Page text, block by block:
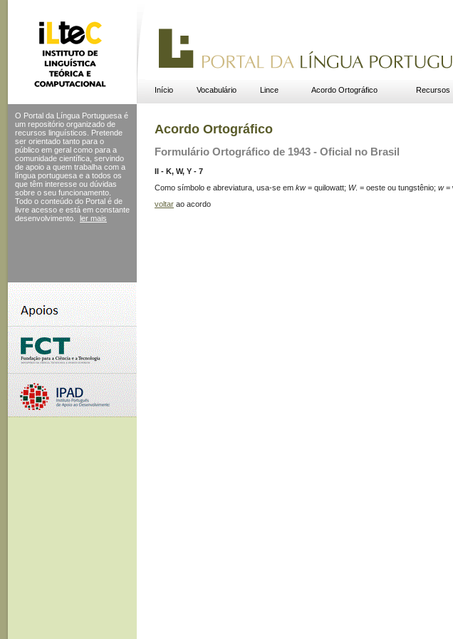
Início Vocabulário Lince Acordo Ortográfico Recursos
O Portal da Língua Portuguesa é
um repositório organizado de
recursos linguísticos. Pretende
ser orientado tanto para o
público em geral como para a
comunidade científica, servindo
de apoio a quem trabalha com a
língua portuguesa e a todos os
que têm interesse ou dúvidas
sobre o seu funcionamento.
Todo o conteúdo do Portal é de
livre acesso e está em constante
desenvolvimento.
ler mais
Acordo Ortográfico
Formulário Ortográfico de 1943 - Oficial no Brasil
II - K, W, Y - 7
Como símbolo e abreviatura, usa-se em kw= quilowatt; W. = oeste ou tungstênio; w=
voltar ao acordo